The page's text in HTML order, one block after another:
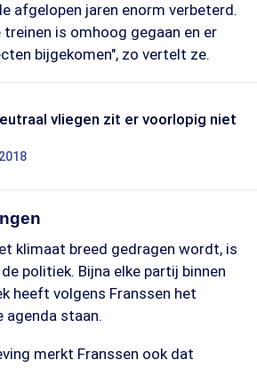
afgelopen jaren enorm verbeterd.
is omhoog gegaan en er
bijgekomen", zo vertelt ze.
vliegen zit er voorlopig niet
klimaat breed gedragen wordt, is
politiek. Bijna elke partij binnen
heeft volgens Franssen het
agenda staan.
merkt Franssen ook dat